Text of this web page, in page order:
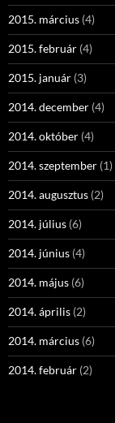
2015. március (4)
2015. február (4)
2015. január (3)
2014. december (4)
2014. október (4)
2014. szeptember (1)
2014. augusztus (2)
2014. július (6)
2014. június (4)
2014. május (6)
2014. április (2)
2014. március (6)
2014. február (2)